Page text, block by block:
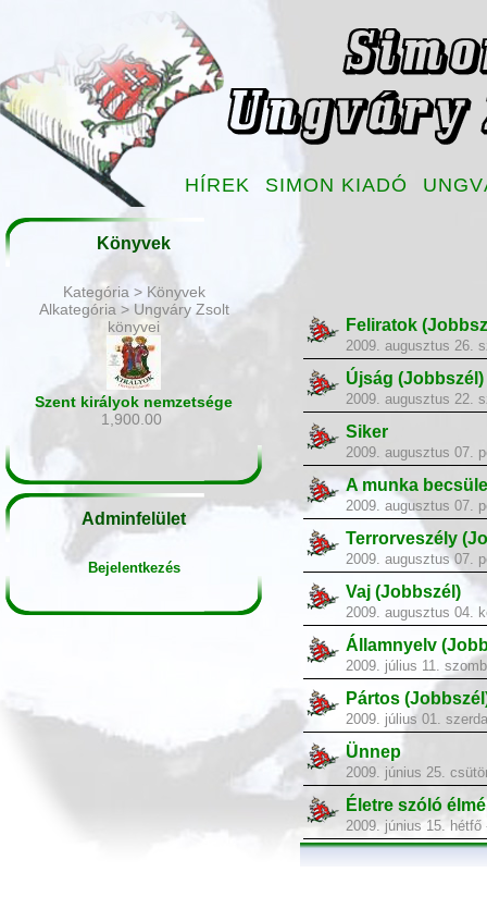
HÍREK SIMON KIADÓ
Könyvek
Kategória > Könyvek
Alkategória > Ungváry Zsolt
könyvei
Szent királyok nemzetsége
1,900.00
Adminfelület
Bejelentkezés
Feliratok
2009. augusztus 26.
Újság (Jobbszél)
2009. augusztus 22.
Siker
2009. augusztus 07.
A munka
2009. augusztus 07.
Terrorveszély
2009. augusztus 07.
Vaj (Jobbszél)
2009. augusztus 04.
Államnyelv
2009. július 11.
Pártos
2009. július 01.
Ünnep
2009. június 25.
Életre szóló
2009. június 15.